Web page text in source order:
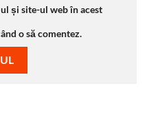
și site-ul web în acest
o să comentez.